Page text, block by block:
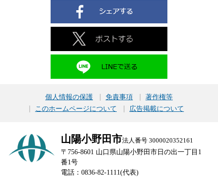
個人情報の保護 免責事項
著作権等
このホームページについて
広告掲載について
山陽小野田市法人番号 3000020352161
〒756-8601 山口県山陽小野田市日の出一丁目1
番1号
電話：0836-82-1111(代表)